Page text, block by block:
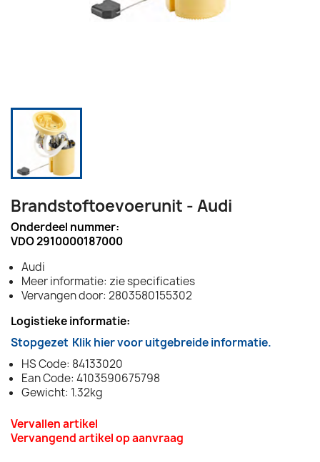
Brandstoftoevoerunit - Audi
Onderdeel nummer:
VDO 2910000187000
Audi
Meer informatie: zie specificaties
Vervangen door: 2803580155302
Logistieke informatie:
Stopgezet Klik hier voor uitgebreide informatie.
HS Code: 84133020
Ean Code: 4103590675798
Gewicht: 1.32kg
Vervallen artikel
Vervangend artikel op aanvraag